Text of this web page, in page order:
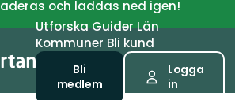
och laddas ned igen!
UtforskaGuiderLän
Kommuner Bli kund
Bli
medlem
Logga
in